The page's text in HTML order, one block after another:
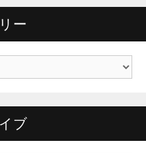
ー
ブ